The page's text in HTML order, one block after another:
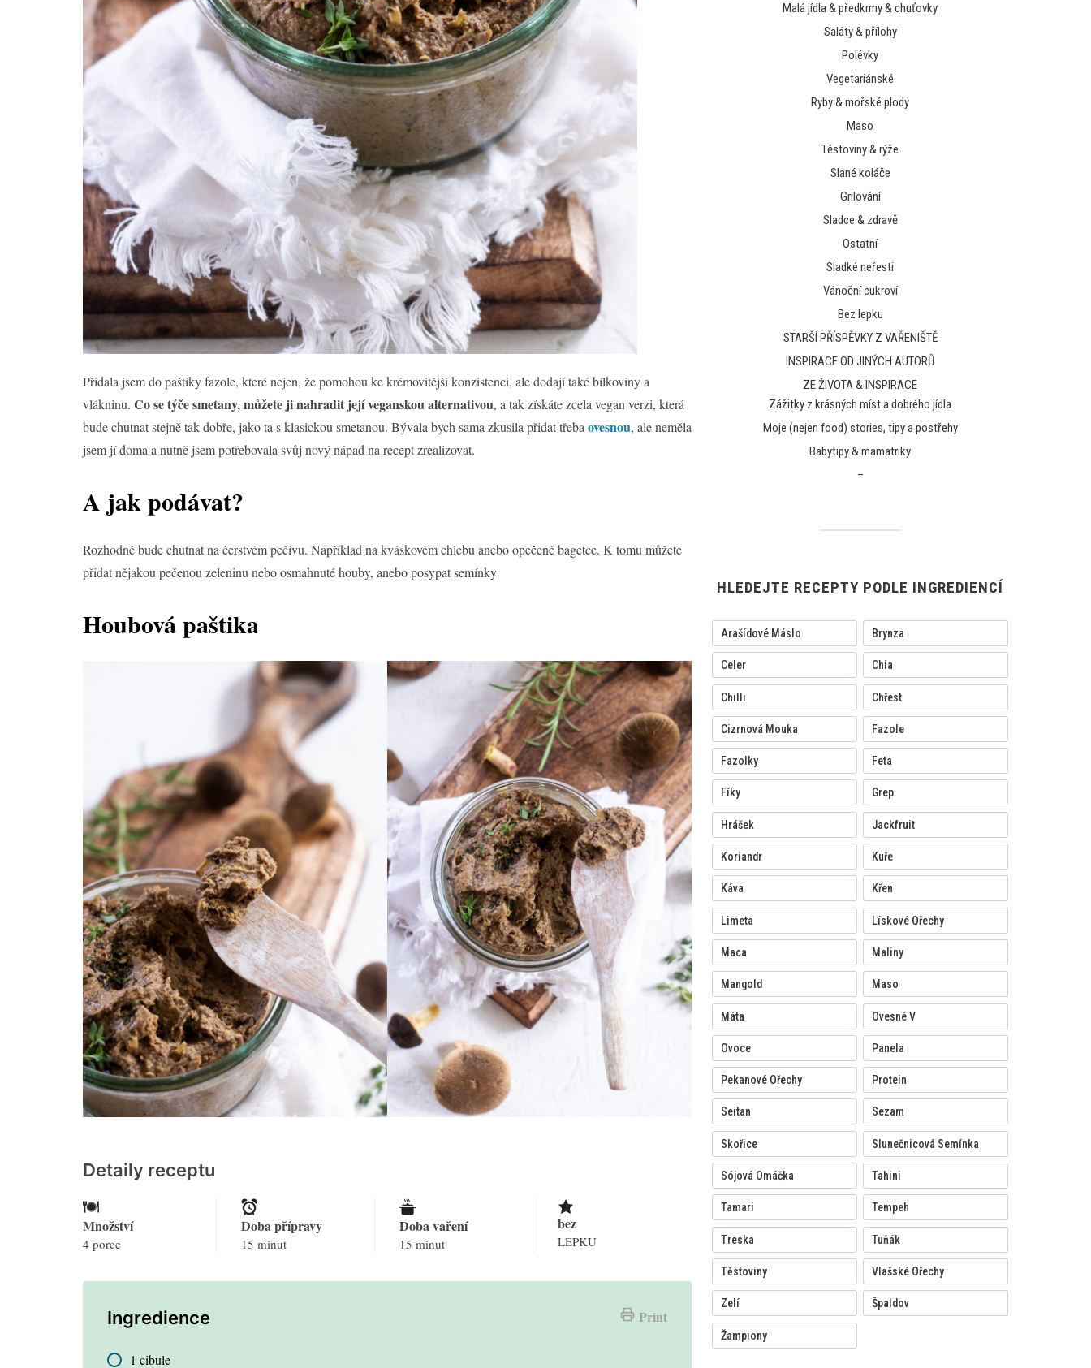
Přidala jsem do paštiky fazole, které nejen, že pomohou ke krémovitější konzistenci, ale dodají také bílkoviny a
vlákninu. Co se týče smetany, můžete ji nahradit její veganskou alternativou, a tak získáte zcela vegan verzi, která
bude chutnat stejně tak dobře, jako ta s klasickou smetanou. Bývala bych sama zkusila přidat třeba ovesnou, ale neměla
jsem jí doma a nutně jsem potřebovala svůj nový nápad na recept zrealizovat.
A jak podávat?
Rozhodně bude chutnat na čerstvém pečivu. Například na kváskovém chlebu anebo opečené bagetce. K tomu můžete
přidat nějakou pečenou zeleninu nebo osmahnuté houby, anebo posypat semínky
Houbová paštika
Detaily receptu
Množství
4 porce
Doba přípravy
15 minut
Doba vaření
15 minut
bez
LEPKU
Print
Ingredience
1 cibule
Malá jídla & předkrmy & chuťovky
Saláty & přílohy
Polévky
Vegetariánské
Ryby & mořské plody
Maso
Těstoviny & rýže
Slané koláče
Grilování
Sladce & zdravě
Ostatní
Sladké neřesti
Vánoční cukroví
Bez lepku
STARŠÍ PŘÍSPĚVKY Z VAŘENIŠTĚ
INSPIRACE OD JINÝCH AUTORŮ
ZE ŽIVOTA & INSPIRACE
Zážitky z krásných míst a dobrého jídla
Moje (nejen food) stories, tipy a postřehy
Babytipy & mamatriky
–
HLEDEJTE RECEPTY PODLE INGREDIENCÍ
Arašídové Máslo Brynza
Celer Chia
Chilli Chřest
Cizrnová Mouka Fazole
Fazolky Feta
Fíky Grep
Hrášek Jackfruit
Koriandr Kuře
Káva Křen
Limeta Lískové Ořechy
Maca Maliny
Mangold Maso
Máta Ovesné V
Ovoce Panela
Pekanové Ořechy Protein
Seitan Sezam
Skořice Slunečnicová Semínka
Sójová Omáčka Tahini
Tamari Tempeh
Treska Tuňák
Těstoviny Vlašské Ořechy
Zelí Špaldov
Žampiony